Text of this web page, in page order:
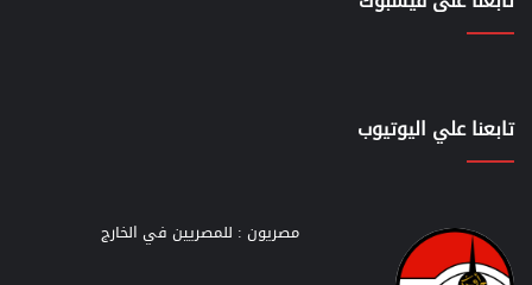
تابعنا علي اليوتيوب
مصريون : للمصريين في الخارج